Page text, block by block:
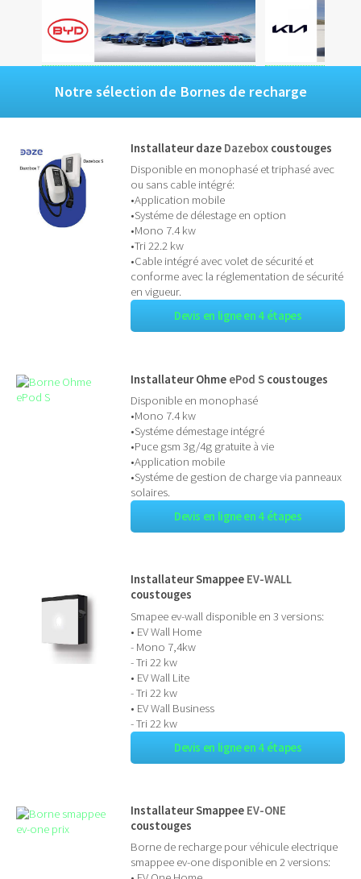
Notre sélection de Bornes de recharge
Installateur daze Dazebox coustouges
Disponible en monophasé et triphasé avec
ou sans cable intégré:
•Application mobile
•Systéme de délestage en option
•Mono 7.4 kw
•Tri 22.2 kw
•Cable intégré avec volet de sécurité et
conforme avec la réglementation de sécurité
en vigueur.
Devis en ligne en 4 étapes
Installateur Ohme ePod S coustouges
Disponible en monophasé
•Mono 7.4 kw
•Systéme démestage intégré
•Puce gsm 3g/4g gratuite à vie
•Application mobile
•Systéme de gestion de charge via panneaux
solaires.
Devis en ligne en 4 étapes
Installateur Smappee EV-WALL
coustouges
Smapee ev-wall disponible en 3 versions:
• EV Wall Home
- Mono 7,4kw
- Tri 22 kw
• EV Wall Lite
- Tri 22 kw
• EV Wall Business
- Tri 22 kw
Devis en ligne en 4 étapes
Installateur Smappee EV-ONE
coustouges
Borne de recharge pour véhicule electrique
smappee ev-one disponible en 2 versions: